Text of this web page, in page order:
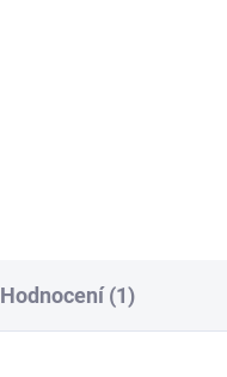
Hodnocení (1)